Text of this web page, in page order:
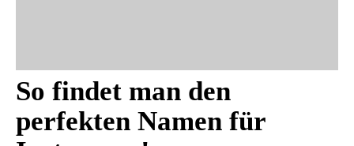
So findet man den
perfekten Namen für